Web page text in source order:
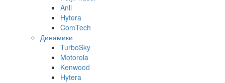
Anli
Hytera
ComTech
Динамики
TurboSky
Motorola
Kenwood
Hytera